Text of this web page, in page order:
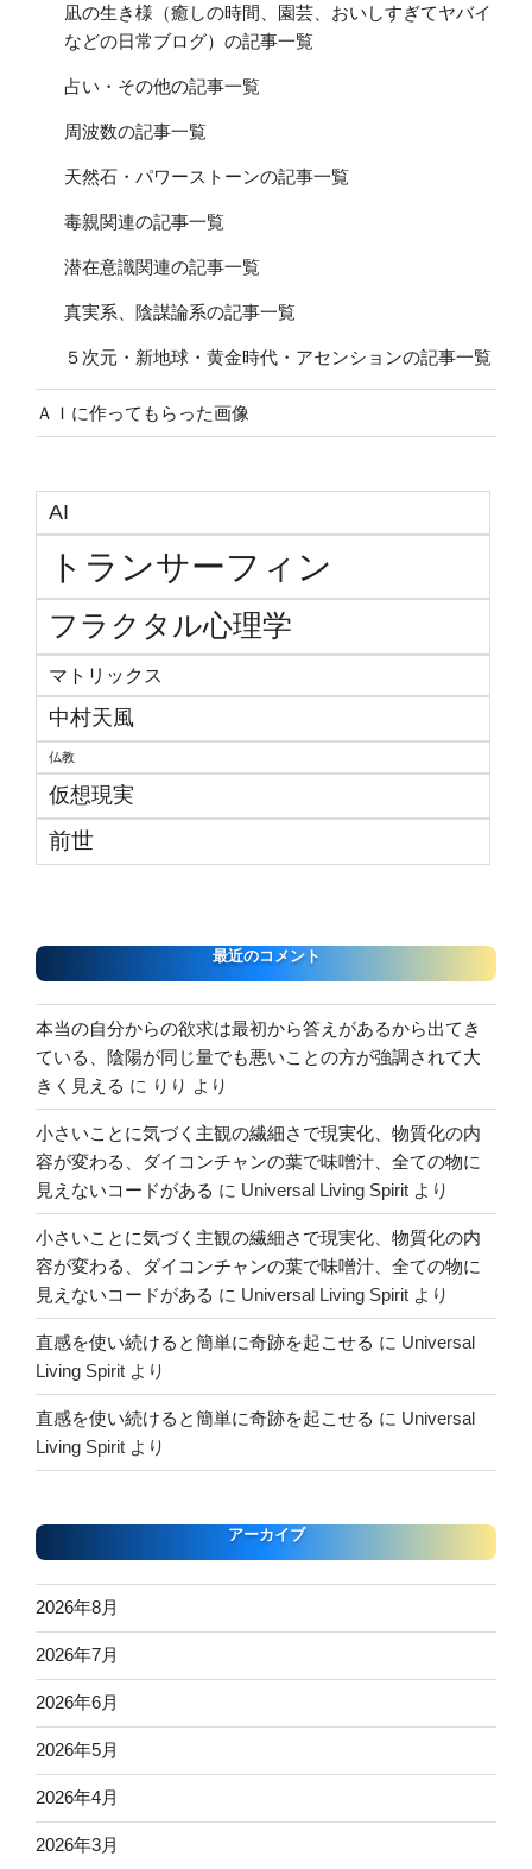
凪の生き様（癒しの時間、園芸、おいしすぎてヤバイ
などの日常ブログ）の記事一覧
占い・その他の記事一覧
周波数の記事一覧
天然石・パワーストーンの記事一覧
毒親関連の記事一覧
潜在意識関連の記事一覧
真実系、陰謀論系の記事一覧
５次元・新地球・黄金時代・アセンションの記事一覧
ＡＩに作ってもらった画像
AI
トランサーフィン
フラクタル心理学
マトリックス
中村天風
仏教
仮想現実
前世
最近のコメント
本当の自分からの欲求は最初から答えがあるから出てき
ている、陰陽が同じ量でも悪いことの方が強調されて大
きく見える に りり より
小さいことに気づく主観の繊細さで現実化、物質化の内
容が変わる、ダイコンチャンの葉で味噌汁、全ての物に
見えないコードがある に Universal Living Spirit より
小さいことに気づく主観の繊細さで現実化、物質化の内
容が変わる、ダイコンチャンの葉で味噌汁、全ての物に
見えないコードがある に Universal Living Spirit より
直感を使い続けると簡単に奇跡を起こせる に Universal
Living Spirit より
直感を使い続けると簡単に奇跡を起こせる に Universal
Living Spirit より
アーカイブ
2026年8月
2026年7月
2026年6月
2026年5月
2026年4月
2026年3月